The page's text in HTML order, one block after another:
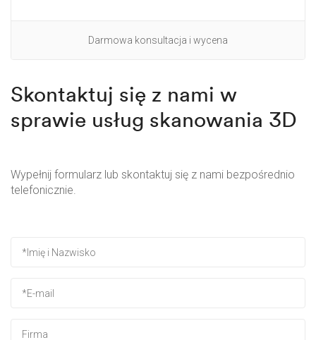
Darmowa konsultacja i wycena
Skontaktuj się z nami w
sprawie usług skanowania 3D
Wypełnij formularz lub skontaktuj się z nami bezpośrednio
telefonicznie.